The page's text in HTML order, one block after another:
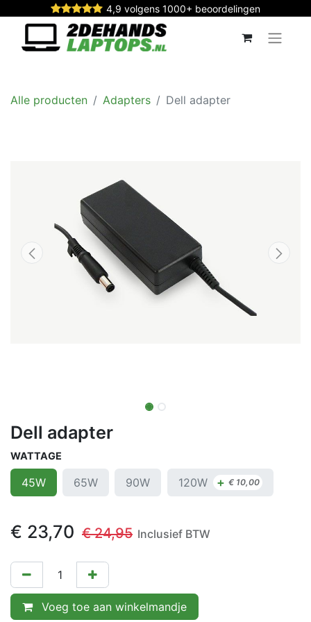
4,9 volgens 1000+ beoordelingen
Alle producten Adapters Dell adapter
Dell adapter
WATTAGE
45W 65W 90W 120W + € 10,00
€ 23,70 €24,95 Inclusief BTW
Voeg toe aan winkelmandje